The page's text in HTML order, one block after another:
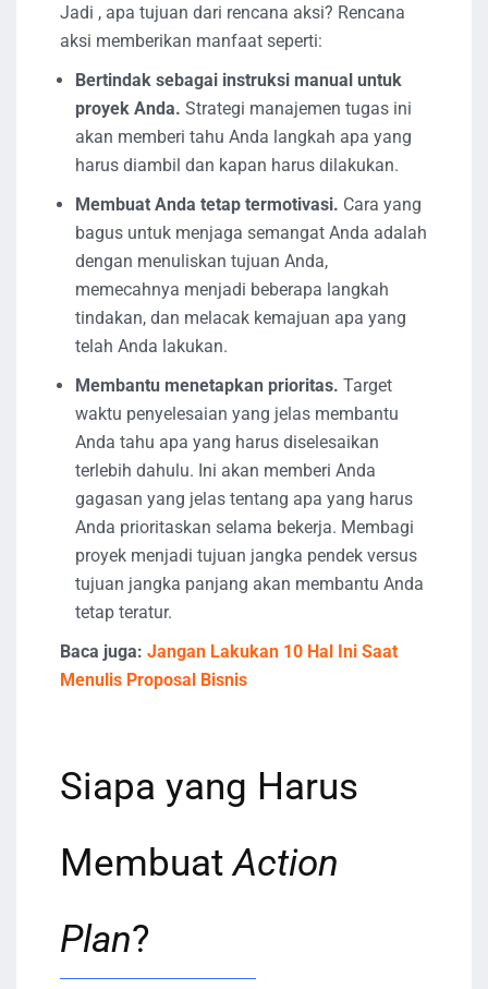
Jadi , apa tujuan dari rencana aksi? Rencana
aksi memberikan manfaat seperti:
Bertindak sebagai instruksi manual untuk
proyek Anda. Strategi manajemen tugas ini
akan memberi tahu Anda langkah apa yang
harus diambil dan kapan harus dilakukan.
Membuat Anda tetap termotivasi. Cara yang
bagus untuk menjaga semangat Anda adalah
dengan menuliskan tujuan Anda,
memecahnya menjadi beberapa langkah
tindakan, dan melacak kemajuan apa yang
telah Anda lakukan.
Membantu menetapkan prioritas. Target
waktu penyelesaian yang jelas membantu
Anda tahu apa yang harus diselesaikan
terlebih dahulu. Ini akan memberi Anda
gagasan yang jelas tentang apa yang harus
Anda prioritaskan selama bekerja. Membagi
proyek menjadi tujuan jangka pendek versus
tujuan jangka panjang akan membantu Anda
tetap teratur.
Baca juga: Jangan Lakukan 10 Hal Ini Saat
Menulis Proposal Bisnis
Siapa yang Harus
MembuatAction
Plan?